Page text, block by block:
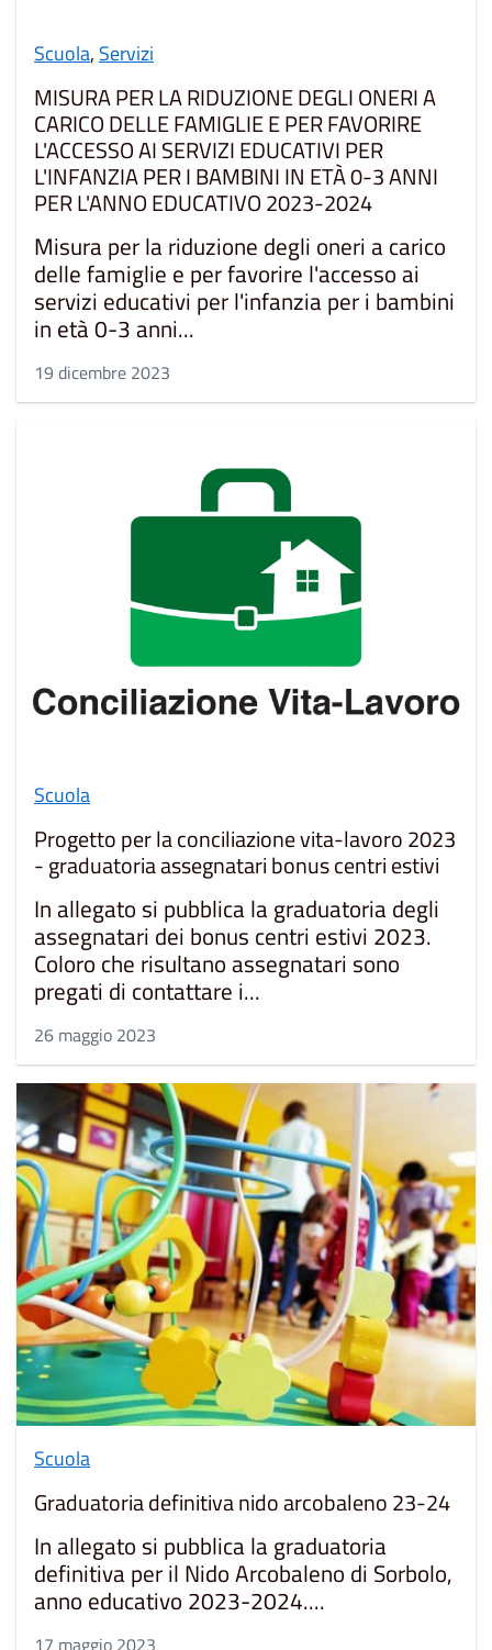
Scuola, Servizi
MISURA PER LA RIDUZIONE DEGLI ONERI A
CARICO DELLE FAMIGLIE E PER FAVORIRE
L'ACCESSO AI SERVIZI EDUCATIVI PER
L'INFANZIA PER I BAMBINI IN ETÀ 0-3 ANNI
PER L'ANNO EDUCATIVO 2023-2024
Misura per la riduzione degli oneri a carico
delle famiglie e per favorire l'accesso ai
servizi educativi per l'infanzia per i bambini
in età 0-3 anni...
19 dicembre 2023
Scuola
Progetto per la conciliazione vita-lavoro 2023
- graduatoria assegnatari bonus centri estivi
In allegato si pubblica la graduatoria degli
assegnatari dei bonus centri estivi 2023.
Coloro che risultano assegnatari sono
pregati di contattare i...
26 maggio 2023
Scuola
Graduatoria definitiva nido arcobaleno 23-24
In allegato si pubblica la graduatoria
definitiva per il Nido Arcobaleno di Sorbolo,
anno educativo 2023-2024....
17 maggio 2023